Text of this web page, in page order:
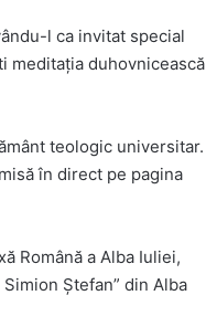
l ca invitat special
meditația duhovnicească
teologic universitar.
în direct pe pagina
Română a Alba Iuliei,
Ștefan” din Alba